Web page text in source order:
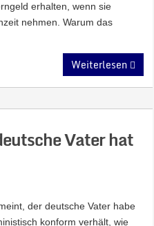
erhalten, wenn sie
nehmen. Warum das
Weiterlesen
Vater hat
der deutsche Vater habe
konform verhält, wie